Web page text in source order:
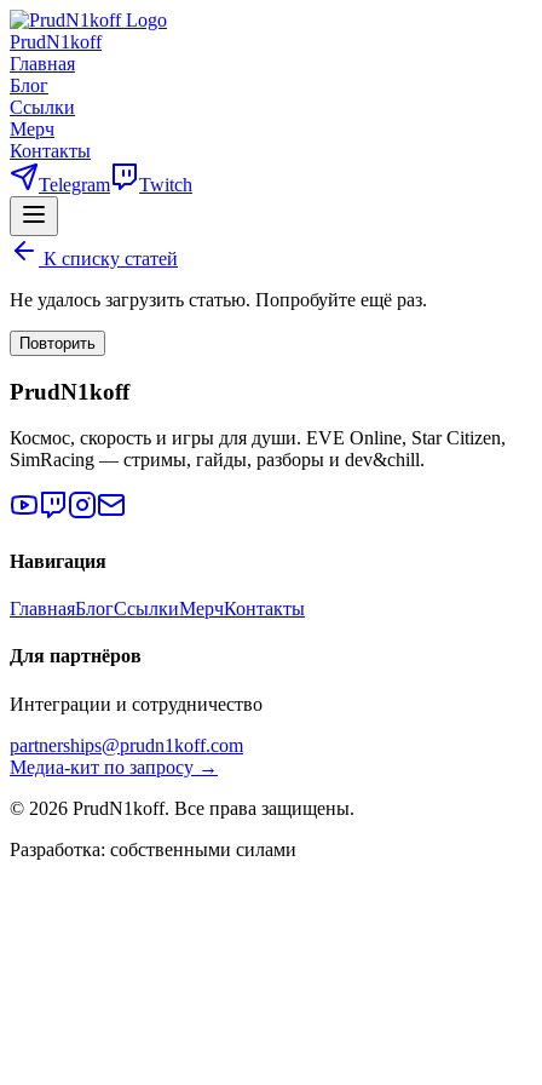
PrudN1koff
Главная
Блог
Ссылки
Мерч
Контакты
Telegram
Twitch
К списку статей
Не удалось загрузить статью. Попробуйте ещё раз.
Повторить
PrudN1koff
Космос, скорость и игры для души. EVE Online, Star Citizen,
SimRacing — стримы, гайды, разборы и dev&chill.
Навигация
ГлавнаяБлогСсылкиМерчКонтакты
Для партнёров
Интеграции и сотрудничество
partnerships@prudn1koff.com
Медиа-кит по запросу →
© 2026 PrudN1koff. Все права защищены.
Разработка: собственными силами